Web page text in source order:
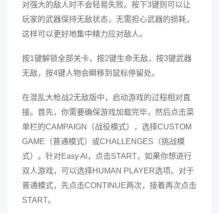
对强大的敌人时不会轻易失败。按下3键则可以让
玩家的武器保持无敌状态，无需担心武器的损耗，
这样可以更好地集中精力应对敌人。
按1键解锁全部关卡，按2键生命无敌，按3键武器
无敌，按4键人物会瞬移到鼠标停留处。
在混乱大枪战2无敌版中，启动游戏的过程相对直
接。首先，你需要确保游戏加载完毕，然后点击菜
单栏的CAMPAIGN（战役模式），选择CUSTOM
GAME（普通模式）或CHALLENGES（挑战模
式）。针对Easy Al，点击START，如果你想进行
双人游戏，可以选择HUMAN PLAYER选项。对于
普通模式，先点击CONTINUE两次，接着再次点击
START。